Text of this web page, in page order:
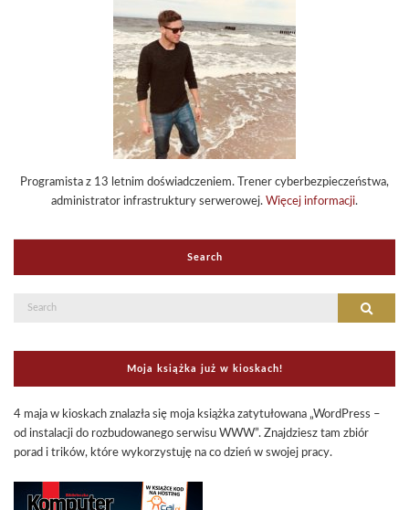
Programista z 13 letnim doświadczeniem. Trener cyberbezpieczeństwa,
administrator infrastruktury serwerowej. Więcej informacji.
Search
Search
Moja książka już w kioskach!
4 maja w kioskach znalazła się moja książka zatytułowana „WordPress –
od instalacji do rozbudowanego serwisu WWW”. Znajdziesz tam zbiór
porad i trików, które wykorzystuję na co dzień w swojej pracy.